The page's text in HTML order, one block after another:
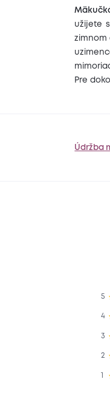
užijete
zimnom
Pre
Údržba
5
4
3
2